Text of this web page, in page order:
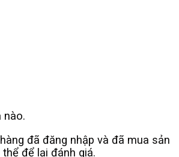
nào.
đã đăng nhập và đã mua sản
để lại đánh giá.